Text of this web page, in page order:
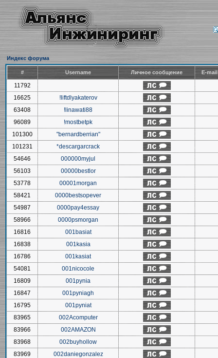
Индекс форума
# Username Личное сообщение E-
11792
16625
!liftdlyakaterov
63408
!linawati88
96089
!mostbetpk
101300
"bernardberrian"
101231
*descargarcrack
54646
000000myjul
56103
00000bestlor
53778
00001morgan
58421
0000bestsopever
54987
0000pay4essay
58966
0000psmorgan
16816
001basiat
16838
001kasia
16786
001kasiat
54081
001nicocole
16809
001pynia
16847
001pyniagh
16795
001pyniat
83965
002Acomputer
83966
002AMAZON
83968
002buyhollow
83969
002daniegonzalez